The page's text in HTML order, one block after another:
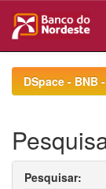
navigationDSpace - BNB
Pesquisar: